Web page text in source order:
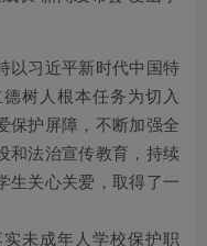
以习近平新时代中国特
树人根本任务为切入
保护屏障，不断加强全
和法治宣传教育，持续
生关心关爱，取得了一
实未成年人学校保护职